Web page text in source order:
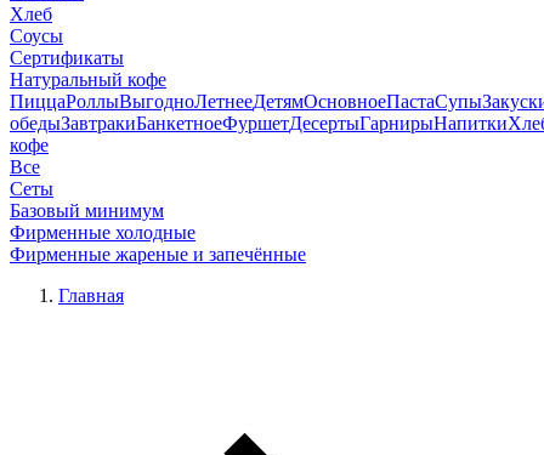
Хлеб
Соусы
Сертификаты
Натуральный кофе
ПиццаРоллыВыгодноЛетнееДетямОсновноеПастаСупы
обедыЗавтракиБанкетноеФуршетДесертыГарнирыНапитки
кофе
Все
Сеты
Базовый минимум
Фирменные холодные
Фирменные жареные и запечённые
Главная